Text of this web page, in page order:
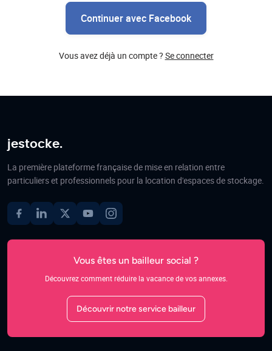
Continuer avec Facebook
Vous avez déjà un compte ? Se connecter
jestocke.
La première plateforme française de mise en relation entre
particuliers et professionnels pour la location d'espaces de stockage.
Vous êtes un bailleur social ?
Découvrez comment réduire la vacance de vos annexes.
Découvrir notre service bailleur